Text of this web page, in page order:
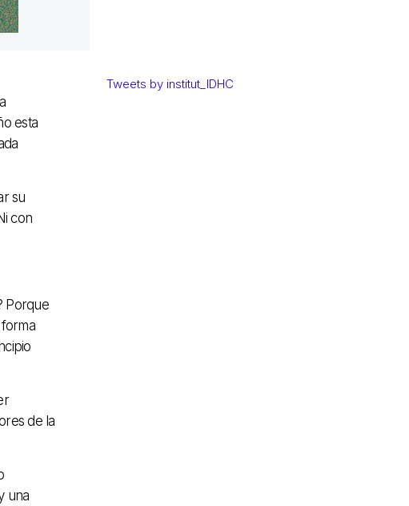
esta
su
con
Porque
de la
una
Tweets by institut_IDHC